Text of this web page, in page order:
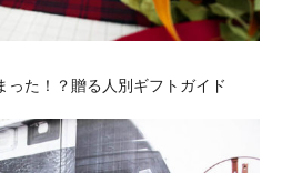
った！？贈る人別ギフトガイド